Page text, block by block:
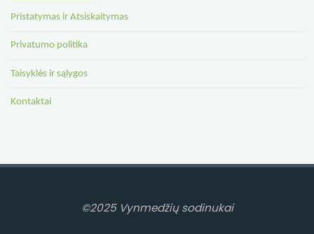
Pristatymas ir Atsiskaitymas
Privatumo politika
Taisyklės ir sąlygos
Kontaktai
©2025 Vynmedžių sodinukai